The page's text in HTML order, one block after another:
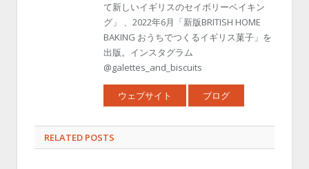
て新しいイギリスのセイボリーベイキン
グ」 、2022年6月「新版BRITISH HOME
BAKING おうちでつくるイギリス菓子」を
出版。インスタグラム
@galettes_and_biscuits
ウェブサイト ブログ
RELATED POSTS